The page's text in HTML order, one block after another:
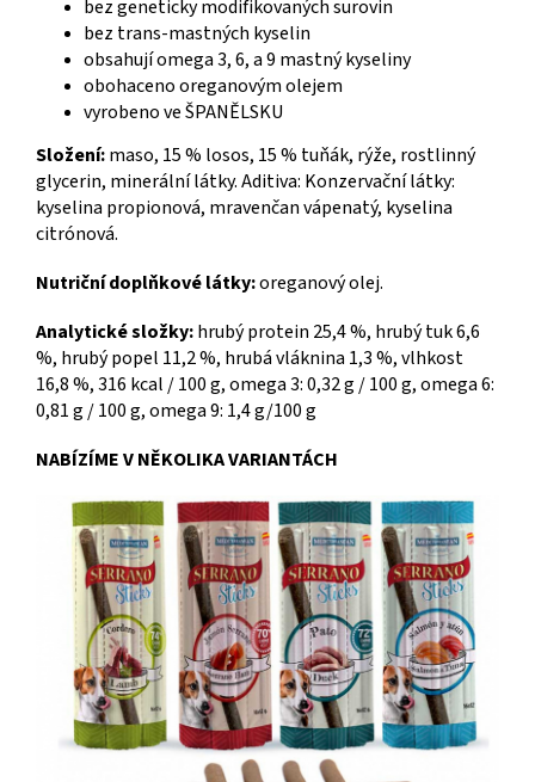
bez geneticky modifikovaných surovin
bez trans-mastných kyselin
obsahují omega 3, 6, a 9 mastný kyseliny
obohaceno oreganovým olejem
vyrobeno ve ŠPANĚLSKU
Složení:maso, 15 % losos, 15 % tuňák, rýže, rostlinný
glycerin, minerální látky. Aditiva: Konzervační látky:
kyselina propionová, mravenčan vápenatý, kyselina
citrónová.
Nutriční doplňkové látky:oreganový olej.
Analytické složky:hrubý protein 25,4 %, hrubý tuk 6,6
%, hrubý popel 11,2 %, hrubá vláknina 1,3 %, vlhkost
16,8 %, 316 kcal / 100 g, omega 3: 0,32 g / 100 g, omega 6:
0,81 g / 100 g, omega 9: 1,4 g/100 g
NABÍZÍME V NĚKOLIKA VARIANTÁCH